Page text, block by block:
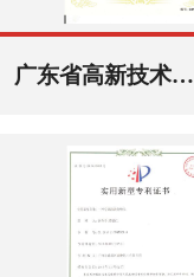
广东省高新技术产